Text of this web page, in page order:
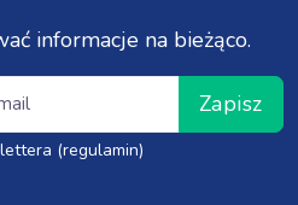
informacje na bieżąco.
Zapisz
(regulamin)